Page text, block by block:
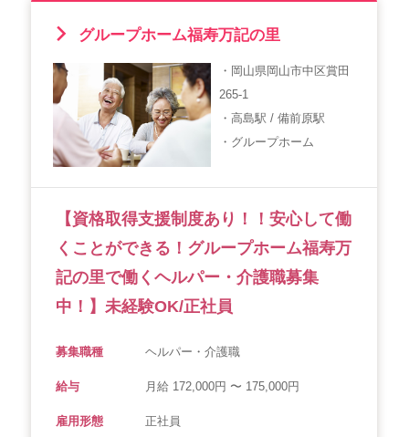
グループホーム福寿万記の里
・岡山県岡山市中区賞田
265-1
・高島駅 / 備前原駅
・グループホーム
【資格取得支援制度あり！！安心して働
くことができる！グループホーム福寿万
記の里で働くヘルパー・介護職募集
中！】未経験OK/正社員
募集職種 ヘルパー・介護職
給与 月給 172,000円 〜 175,000円
雇用形態 正社員